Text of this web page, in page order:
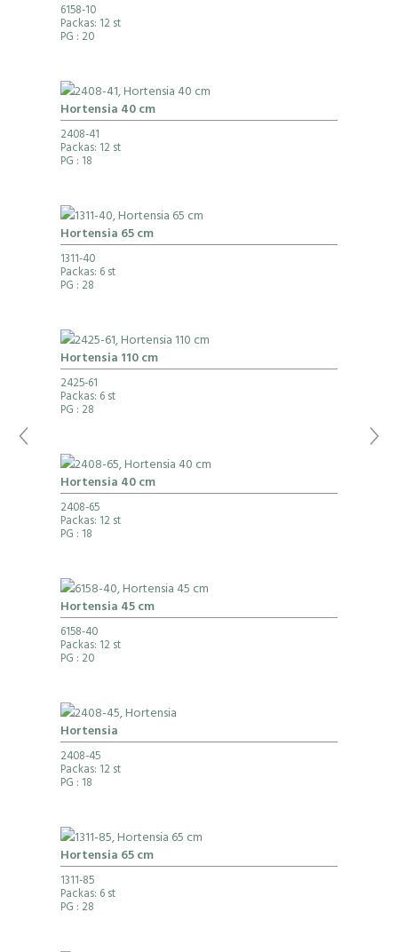
6158-10
Packas: 12 st
PG : 20
Hortensia 40 cm
2408-41
Packas: 12 st
PG : 18
Hortensia 65 cm
1311-40
Packas: 6 st
PG : 28
Hortensia 110 cm
2425-61
Packas: 6 st
PG : 28
Hortensia 40 cm
2408-65
Packas: 12 st
PG : 18
Hortensia 45 cm
6158-40
Packas: 12 st
PG : 20
Hortensia
2408-45
Packas: 12 st
PG : 18
Hortensia 65 cm
1311-85
Packas: 6 st
PG : 28